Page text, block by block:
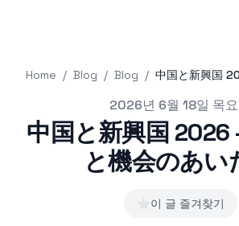
Home / Blog / Blog /
2026년 6월 18일 목
中国と新興国
と機会のあい
⭐이 글 즐겨찾기